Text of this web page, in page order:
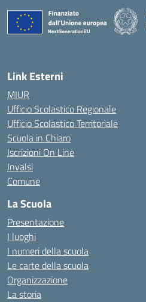
Link Esterni
MIUR
Ufficio Scolastico Regionale
Ufficio Scolastico Territoriale
Scuola in Chiaro
Iscrizioni On Line
Invalsi
Comune
La Scuola
Presentazione
I luoghi
I numeri della scuola
Le carte della scuola
Organizzazione
La storia